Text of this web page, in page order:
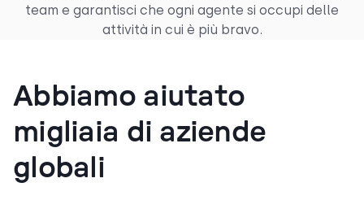
team e garantisci che ogni agente si occupi delle
attività in cui è più bravo.
Abbiamo aiutato
migliaia di aziende
globali